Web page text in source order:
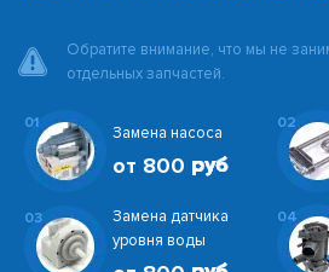
Обратите внимание, что мы не
отдельных запчастей.
01
Замена насоса
от 800
02
03
Замена датчика
уровня воды
04